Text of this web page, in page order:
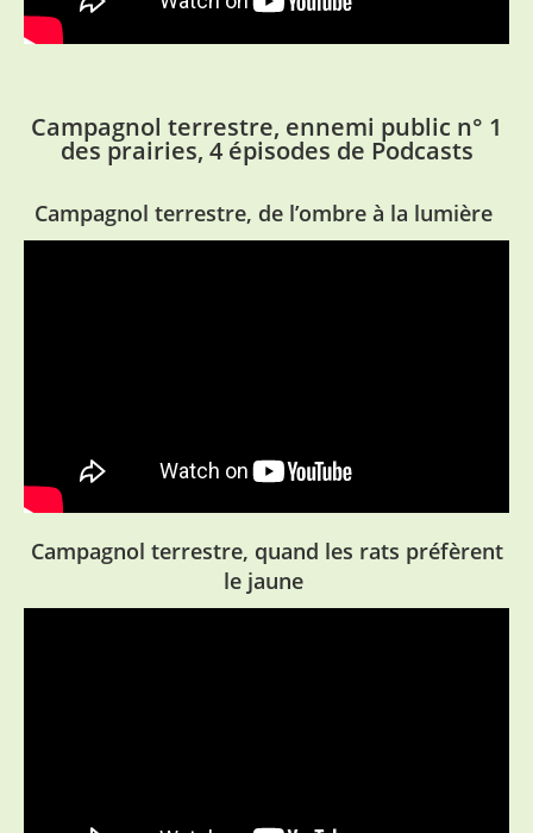
Campagnol terrestre, ennemi public n° 1
des prairies, 4 épisodes de Podcasts
Campagnol terrestre, de l’ombre à la lumière
Campagnol terrestre, quand les rats préfèrent
le jaune